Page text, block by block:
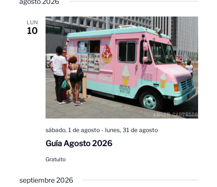
LUN
10
sábado, 1 de agosto- lunes, 31 de agosto
Guía Agosto 2026
Gratuito
septiembre 2026